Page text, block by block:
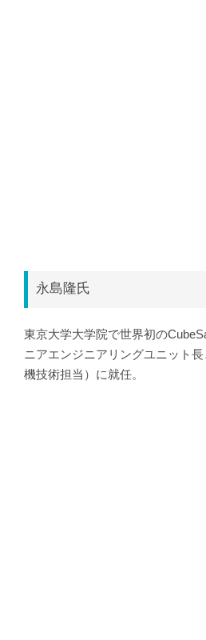
永島隆氏
東京大学大学院で世界初の
ニアエンジニアリングユニット
機技術担当）に就任。